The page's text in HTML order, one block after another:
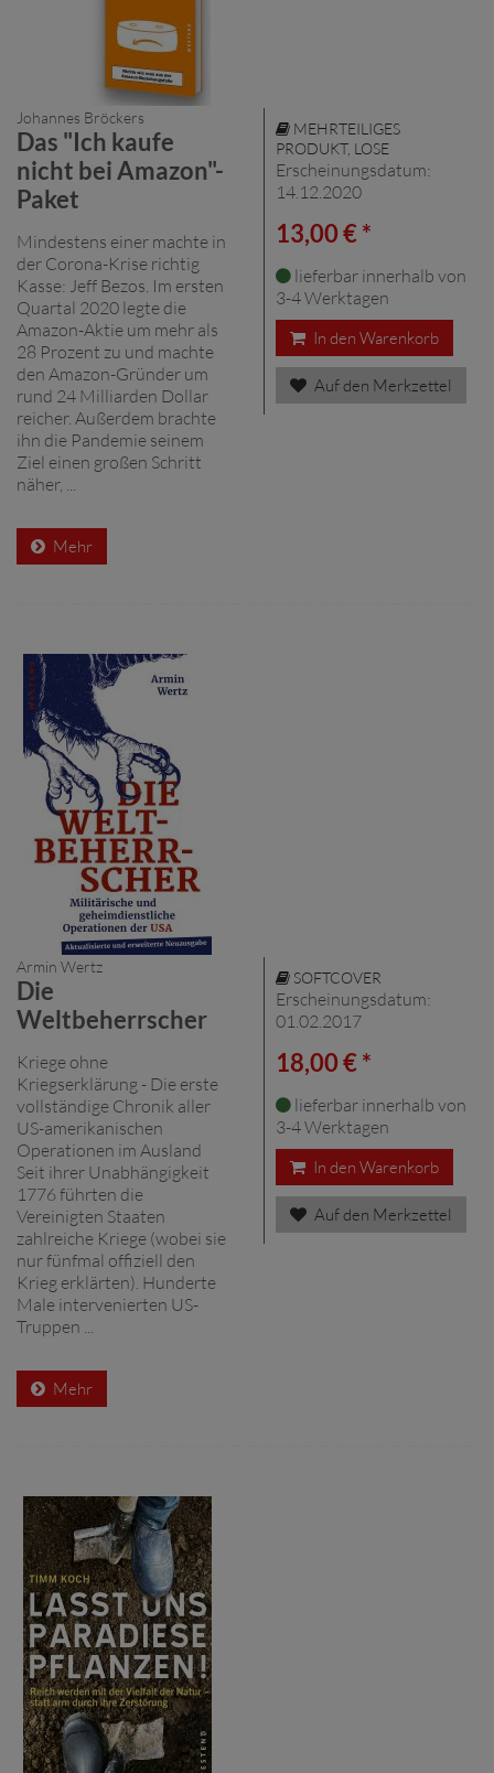
Johannes Bröckers
Das "Ich kaufe
nicht bei Amazon"-
Paket
Mindestens einer machte in
der Corona-Krise richtig
Kasse: Jeff Bezos. Im ersten
Quartal 2020 legte die
Amazon-Aktie um mehr als
28 Prozent zu und machte
den Amazon-Gründer um
rund 24 Milliarden Dollar
reicher. Außerdem brachte
ihn die Pandemie seinem
Ziel einen großen Schritt
näher, ...
Mehr
MEHRTEILIGES
PRODUKT, LOSE
Erscheinungsdatum:
14.12.2020
13,00 € *
lieferbar innerhalb von
3-4 Werktagen
In den Warenkorb
Auf den Merkzettel
Armin Wertz
Die
Weltbeherrscher
Kriege ohne
Kriegserklärung - Die erste
vollständige Chronik aller
US-amerikanischen
Operationen im Ausland
Seit ihrer Unabhängigkeit
1776 führten die
Vereinigten Staaten
zahlreiche Kriege (wobei sie
nur fünfmal offiziell den
Krieg erklärten). Hunderte
Male intervenierten US-
Truppen ...
Mehr
SOFTCOVER
Erscheinungsdatum:
01.02.2017
18,00 € *
lieferbar innerhalb von
3-4 Werktagen
In den Warenkorb
Auf den Merkzettel